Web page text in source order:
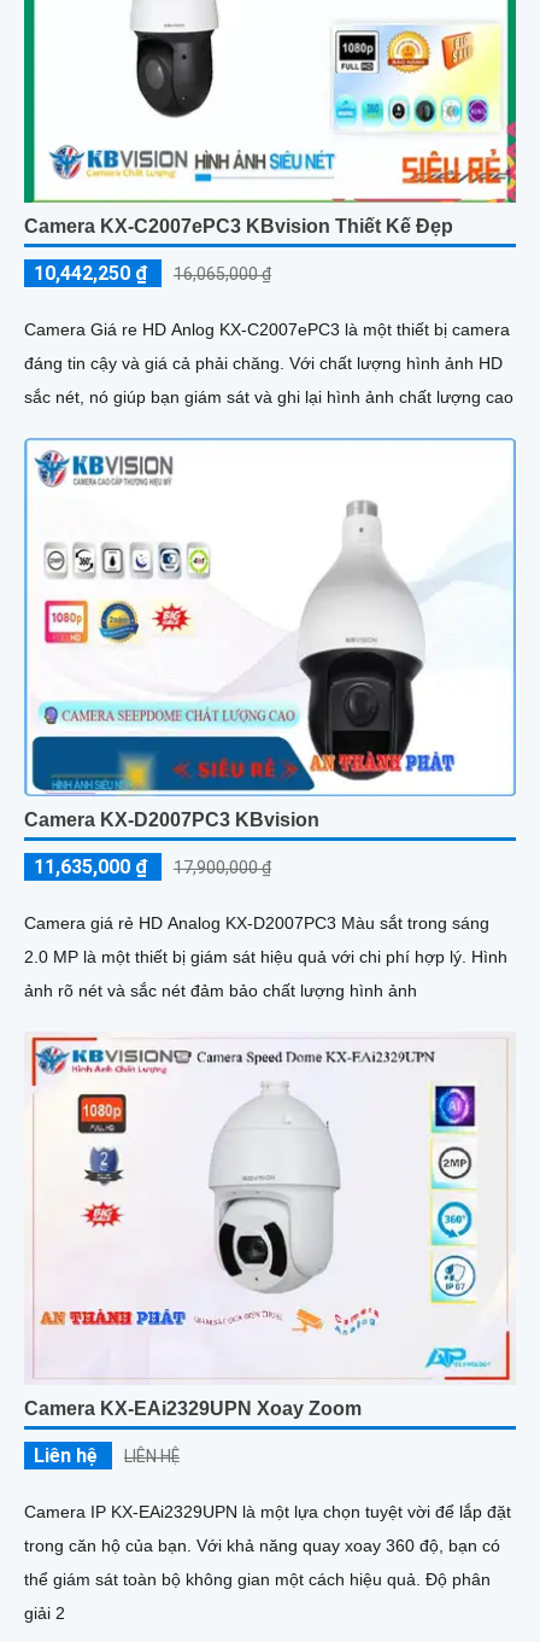
Camera KX-C2007ePC3 KBvision Thiết Kế Đẹp
10,442,250 ₫ 16,065,000 ₫
Camera Giá re HD Anlog KX-C2007ePC3 là một thiết bị camera
đáng tin cậy và giá cả phải chăng. Với chất lượng hình ảnh HD
sắc nét, nó giúp bạn giám sát và ghi lại hình ảnh chất lượng cao
Camera KX-D2007PC3 KBvision
11,635,000 ₫ 17,900,000 ₫
Camera giá rẻ HD Analog KX-D2007PC3 Màu sắt trong sáng
2.0 MP là một thiết bị giám sát hiệu quả với chi phí hợp lý. Hình
ảnh rõ nét và sắc nét đảm bảo chất lượng hình ảnh
Camera KX-EAi2329UPN Xoay Zoom
Liên hệ LIÊN HỆ
Camera IP KX-EAi2329UPN là một lựa chọn tuyệt vời để lắp đặt
trong căn hộ của bạn. Với khả năng quay xoay 360 độ, bạn có
thể giám sát toàn bộ không gian một cách hiệu quả. Độ phân
giải 2